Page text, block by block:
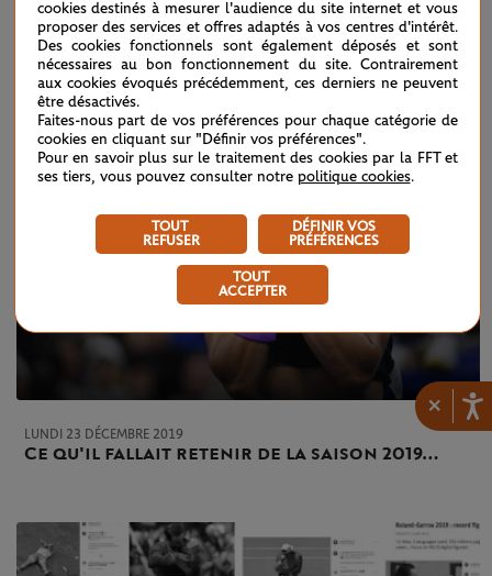
×
saison en images
LUNDI 23 DÉCEMBRE 2019
Ce qu'il fallait retenir de la saison 2019…
cookies destinés à mesurer l'audience du site internet et vous
proposer des services et offres adaptés à vos centres d'intérêt.
Des cookies fonctionnels sont également déposés et sont
nécessaires au bon fonctionnement du site. Contrairement
aux cookies évoqués précédemment, ces derniers ne peuvent
être désactivés.
Faites-nous part de vos préférences pour chaque catégorie de
cookies en cliquant sur "Définir vos préférences".
Pour en savoir plus sur le traitement des cookies par la FFT et
ses tiers, vous pouvez consulter notre politique cookies.
TOUT
REFUSER
DÉFINIR VOS
PRÉFÉRENCES
TOUT
ACCEPTER